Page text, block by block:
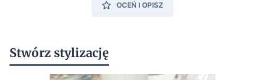
OCEŃ I OPISZ
Stwórz stylizację